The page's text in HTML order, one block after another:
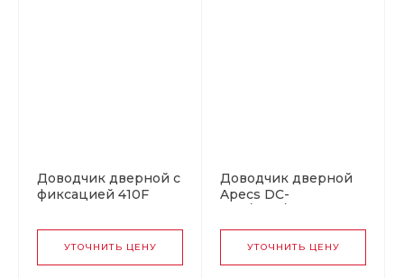
Доводчик дверной с
фиксацией 410F
кг серый
УТОЧНИТЬ ЦЕНУ
Доводчик дверной
Apecs DC-
BC-A4-W
УТОЧНИТЬ ЦЕНУ